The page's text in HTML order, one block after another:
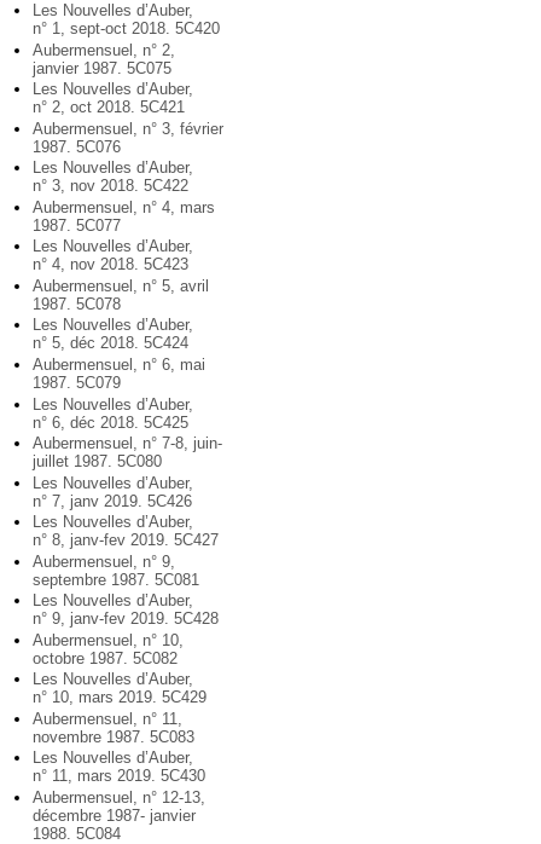
Les Nouvelles d’Auber,
n° 1, sept-oct 2018. 5C420
Aubermensuel, n° 2,
janvier 1987. 5C075
Les Nouvelles d’Auber,
n° 2, oct 2018. 5C421
Aubermensuel, n° 3, février
1987. 5C076
Les Nouvelles d’Auber,
n° 3, nov 2018. 5C422
Aubermensuel, n° 4, mars
1987. 5C077
Les Nouvelles d’Auber,
n° 4, nov 2018. 5C423
Aubermensuel, n° 5, avril
1987. 5C078
Les Nouvelles d’Auber,
n° 5, déc 2018. 5C424
Aubermensuel, n° 6, mai
1987. 5C079
Les Nouvelles d’Auber,
n° 6, déc 2018. 5C425
Aubermensuel, n° 7-8, juin-
juillet 1987. 5C080
Les Nouvelles d’Auber,
n° 7, janv 2019. 5C426
Les Nouvelles d’Auber,
n° 8, janv-fev 2019. 5C427
Aubermensuel, n° 9,
septembre 1987. 5C081
Les Nouvelles d’Auber,
n° 9, janv-fev 2019. 5C428
Aubermensuel, n° 10,
octobre 1987. 5C082
Les Nouvelles d’Auber,
n° 10, mars 2019. 5C429
Aubermensuel, n° 11,
novembre 1987. 5C083
Les Nouvelles d’Auber,
n° 11, mars 2019. 5C430
Aubermensuel, n° 12-13,
décembre 1987- janvier
1988. 5C084